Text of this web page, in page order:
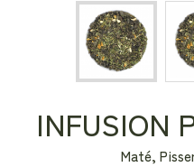
INFUSION
Maté,